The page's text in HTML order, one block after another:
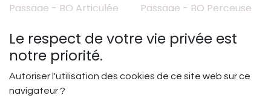
Passage - BO Articulée
65,00€
Passage - BO Perceuse
69,00
Le respect de votre vie privée est
notre priorité.
Autoriser l'utilisation des cookies de ce site web sur ce
navigateur ?